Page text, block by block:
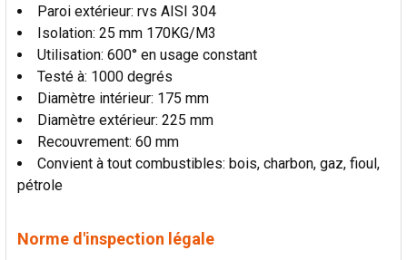
Paroi extérieur: rvs AISI 304
Isolation: 25 mm 170KG/M3
Utilisation: 600° en usage constant
Testé à: 1000 degrés
Diamètre intérieur: 175 mm
Diamètre extérieur: 225 mm
Recouvrement: 60 mm
Convient à tout combustibles: bois, charbon, gaz, fioul,
pétrole
Norme d'inspection légale